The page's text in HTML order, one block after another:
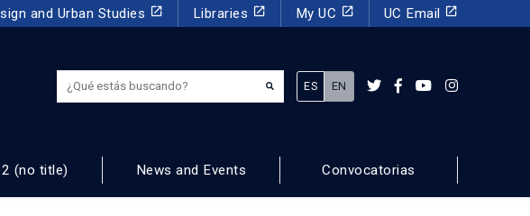
and Urban Studies launch Libraries launch My UC launch UC Email launch
¿Qué estás buscando?
ES EN
(no title) News and Events Convocatorias